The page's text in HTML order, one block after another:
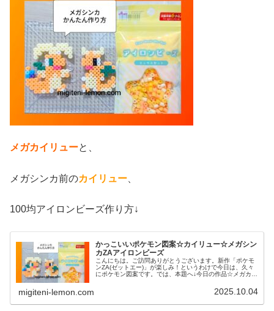
メガカイリューと、
メガシンカ前のカイリュー
100均アイロンビーズ作り方↓
かっこいいポケモン図案☆カイリュー☆メガシン
カZAアイロンビーズ
こんにちは。ご訪問ありがとうございます。新作「ポケモ
ンZA(ゼットエー)」が楽しみ！というわけで今日は、久々
にポケモン図案です。では、本題へ↓今日の作品☆メガカイ
migiteni-lemon.com 2025.10.04